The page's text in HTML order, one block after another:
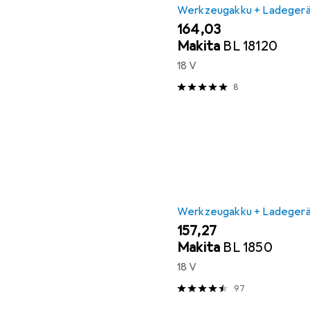
Werkzeugakku +
EUR
164,03
Makita BL 18120
18 V
8
Werkzeugakku +
EUR
157,27
Makita BL 1850
18 V
97